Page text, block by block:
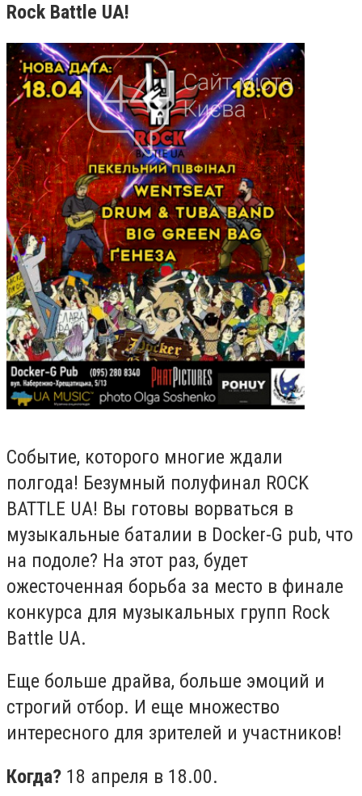
Rock Battle UA!
Событие, которого многие ждали
полгода! Безумный полуфинал ROCK
BATTLE UA! Вы готовы ворваться в
музыкальные баталии в Docker-G pub, что
на подоле? На этот раз, будет
ожесточенная борьба за место в финале
конкурса для музыкальных групп Rock
Battle UA.
Еще больше драйва, больше эмоций и
строгий отбор. И еще множество
интересного для зрителей и участников!
Когда? 18 апреля в 18.00.